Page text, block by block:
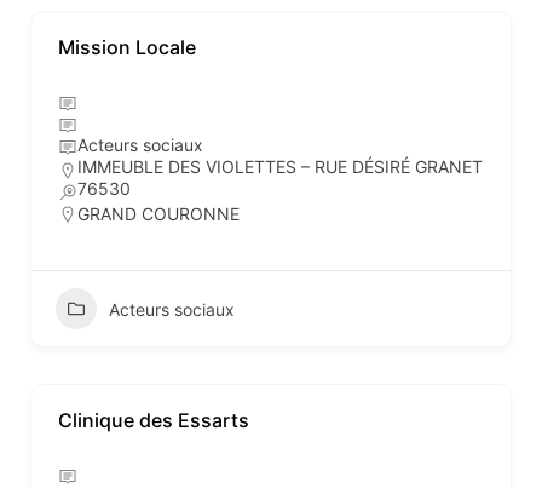
Mission Locale
Acteurs sociaux
IMMEUBLE DES VIOLETTES – RUE DÉSIRÉ GRANET
76530
GRAND COURONNE
Acteurs sociaux
Clinique des Essarts